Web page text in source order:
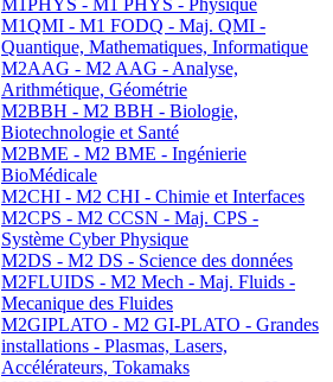
M1PHYS - M1 PHYS - Physique
M1QMI - M1 FODQ - Maj. QMI -
Quantique, Mathematiques, Informatique
M2AAG - M2 AAG - Analyse,
Arithmétique, Géométrie
M2BBH - M2 BBH - Biologie,
Biotechnologie et Santé
M2BME - M2 BME - Ingénierie
BioMédicale
M2CHI - M2 CHI - Chimie et Interfaces
M2CPS - M2 CCSN - Maj. CPS -
Système Cyber Physique
M2DS - M2 DS - Science des données
M2FLUIDS - M2 Mech - Maj. Fluids -
Mecanique des Fluides
M2GIPLATO - M2 GI-PLATO - Grandes
installations - Plasmas, Lasers,
Accélérateurs, Tokamaks